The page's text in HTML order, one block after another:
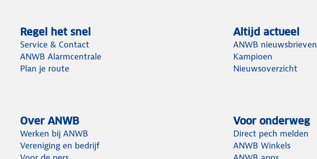
Regel het snel
Service & Contact
ANWB Alarmcentrale
Plan je route
Altijd actueel
ANWB nieuwsbrieven
Kampioen
Nieuwsoverzicht
Over ANWB
Werken bij ANWB
Vereniging en bedrijf
Voor onderweg
Direct pech melden
ANWB Winkels